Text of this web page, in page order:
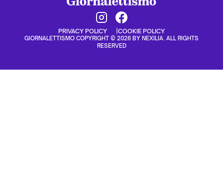
PRIVACY POLICY COOKIE POLICY
GIORNALETTISMO COPYRIGHT © 2026 BY NEXILIA. ALL RIGHTS
RESERVED